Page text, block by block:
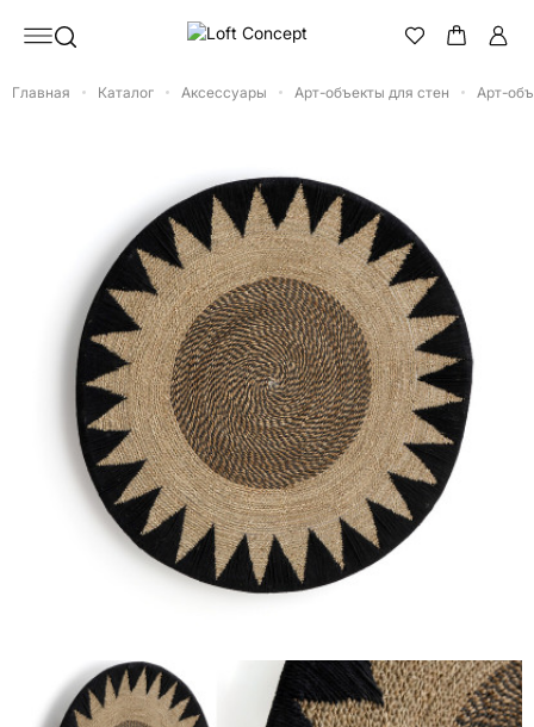
Главная Каталог Аксессуары Арт-объекты для стен Арт-